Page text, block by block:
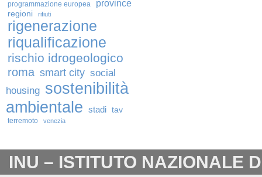
programmazione europea province
regioni rifiuti
rigenerazione
riqualificazione
rischio idrogeologico
roma smart city social
housing sostenibilità
ambientale stadi tav
terremoto venezia
INU – ISTITUTO NAZIONALE